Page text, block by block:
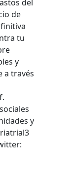
del
de
tu
y
a través
y